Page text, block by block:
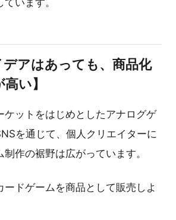
アはあっても、商品化
い】
ケットをはじめとしたアナログゲ
を通じて、個人クリエイターに
作の裾野は広がっています。
ードゲームを商品として販売しよ